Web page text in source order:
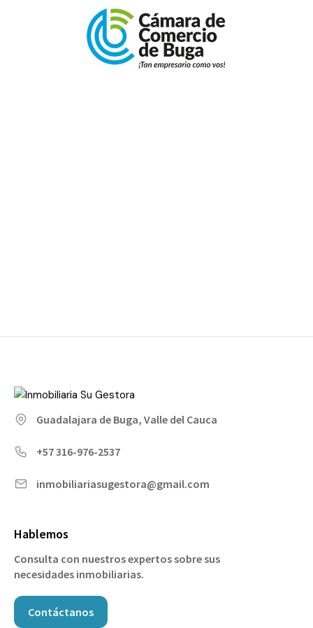
Guadalajara de Buga, Valle del Cauca
+57 316-976-2537
inmobiliariasugestora@gmail.com
Hablemos
Consulta con nuestros expertos sobre sus
necesidades inmobiliarias.
Contáctanos